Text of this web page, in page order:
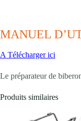
MANUEL
A Télécharger ici
Le préparateur de
Produits similaires